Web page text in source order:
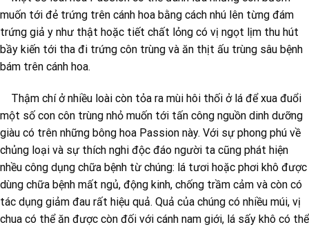
muốn tới đẻ trứng trên cánh hoa bằng cách nhú lên từng đám
trứng giả y như thật hoặc tiết chất lỏng có vị ngọt lịm thu hút
bầy kiến tới tha đi trứng côn trùng và ăn thịt ấu trùng sâu bệnh
bám trên cánh hoa.
Thậm chí ở nhiều loài còn tỏa ra mùi hôi thối ở lá để xua đuổi
một số con côn trùng nhỏ muốn tới tấn công nguồn dinh dưỡng
giàu có trên những bông hoa Passion này. Với sự phong phú về
chủng loại và sự thích nghi độc đáo người ta cũng phát hiện
nhều công dụng chữa bệnh từ chúng: lá tươi hoặc phơi khô được
dùng chữa bệnh mất ngủ, động kinh, chống trầm cảm và còn có
tác dụng giảm đau rất hiệu quả. Quả của chúng có nhiều múi, vị
chua có thể ăn được còn đối với cánh nam giới, lá sấy khô có thể